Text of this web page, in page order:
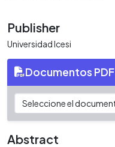
Publisher
Universidad Icesi
Documentos PDF
Abstract